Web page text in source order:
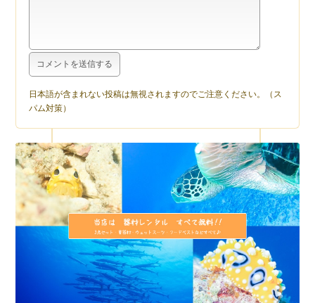
日本語が含まれない投稿は無視されますのでご注意ください。（ス
パム対策）